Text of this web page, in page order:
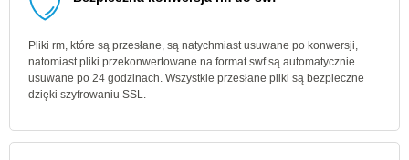
Pliki rm, które są przesłane, są natychmiast usuwane po konwersji,
natomiast pliki przekonwertowane na format swf są automatycznie
usuwane po 24 godzinach. Wszystkie przesłane pliki są bezpieczne
dzięki szyfrowaniu SSL.